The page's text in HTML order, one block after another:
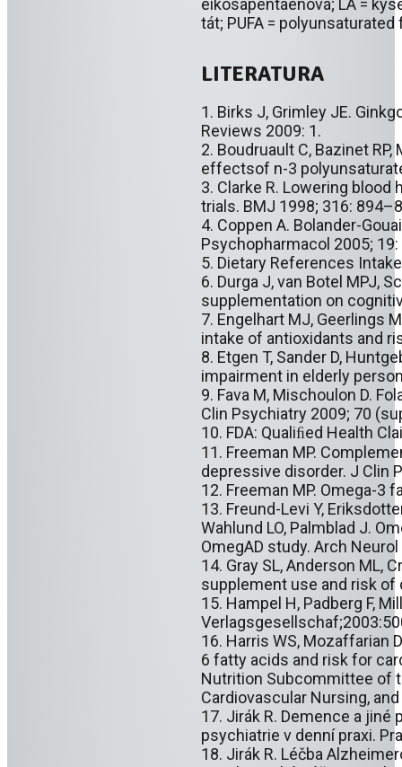
eikosapentaenová; LA =
tát; PUFA = polyunsaturated
LITERATURA
1. Birks J, Grimley JE.
Reviews 2009: 1.
2. Boudruault C, Bazinet
effectsof n-3
3. Clarke R. Lowering
trials. BMJ 1998; 316:
4. Coppen A. Bolander-
Psychopharmacol 2005;
5. Dietary References
6. Durga J, van Botel MPJ,
supplementation on
7. Engelhart MJ, Geerlings
intake of antioxidants and
8. Etgen T, Sander D,
impairment in elderly
9. Fava M, Mischoulon D.
Clin Psychiatry 2009; 70
10. FDA: Qualiﬁed Health
11. Freeman MP.
depressive disorder. J Clin
12. Freeman MP. Omega-3
13. Freund-Levi Y,
Wahlund LO, Palmblad J.
OmegAD study. Arch
14. Gray SL, Anderson ML,
supplement use and risk of
15. Hampel H, Padberg F,
16. Harris WS, Mozaffarian
6 fatty acids and risk for
Nutrition Subcommittee of
Cardiovascular Nursing,
17. Jirák R. Demence a jiné
psychiatrie v denní praxi.
18. Jirák R. Léčba